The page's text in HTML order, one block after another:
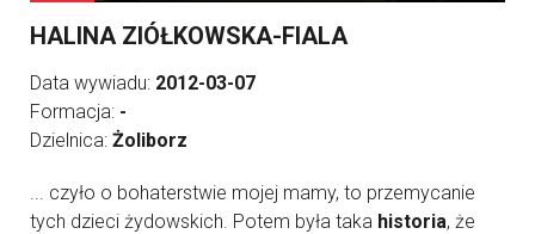
HALINA ZIÓŁKOWSKA-FIALA
Data wywiadu: 2012-03-07
Formacja: -
Dzielnica: Żoliborz
... czyło o bohaterstwie mojej mamy, to przemycanie
tych dzieci żydowskich. Potem była taka historia, że